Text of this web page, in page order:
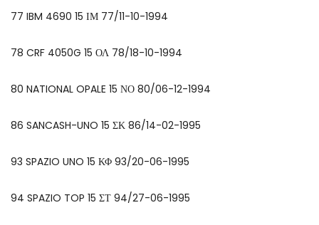
77 IBM 4690 15 ΙΜ 77/11-10-1994
78 CRF 4050G 15 ΟΛ 78/18-10-1994
80 NATIONAL OPALE 15 ΝΟ 80/06-12-1994
86 SANCASH-UNO 15 ΣΚ 86/14-02-1995
93 SPAZIO UNO 15 ΚΦ 93/20-06-1995
94 SPAZIO TOP 15 ΣΤ 94/27-06-1995